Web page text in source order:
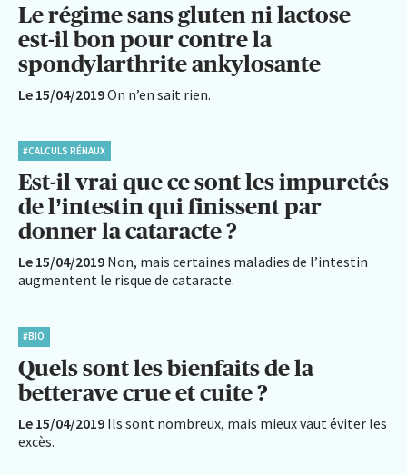
Le régime sans gluten ni lactose
est-il bon pour contre la
spondylarthrite ankylosante
Le 15/04/2019On n’en sait rien.
#CALCULS RÉNAUX
Est-il vrai que ce sont les impuretés
de l’intestin qui finissent par
donner la cataracte ?
Le 15/04/2019 Non, mais certaines maladies de l’intestin
augmentent le risque de cataracte.
#BIO
Quels sont les bienfaits de la
betterave crue et cuite ?
Le 15/04/2019 Ils sont nombreux, mais mieux vaut éviter les
excès.